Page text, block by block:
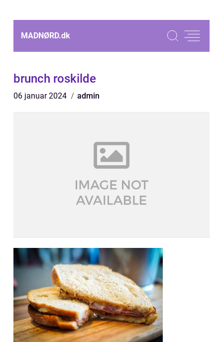
MADNØRD.dk
brunch roskilde
06 januar 2024 admin